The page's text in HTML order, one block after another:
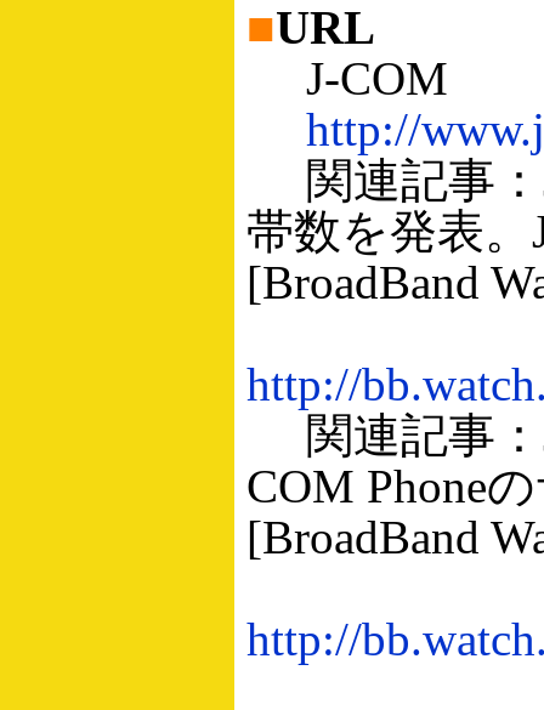
■URL
J-COM
http://
関連記事：
帯数を発表。
[BroadBand
http://
関連記事：
COM Phone
[BroadBand
http://